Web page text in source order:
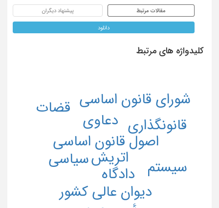
مقالات مرتبط پیشنهاد دیگران
دانلود
کلیدواژه های مرتبط
اتریش
اصول قانون اساسی
دادگاه
دعاوی
دیوان عالی کشور
سیاسی
سیستم
شورای قانون اساسی
قانونگذاری
قضات